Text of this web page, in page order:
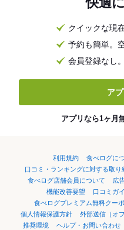
クイックな現
予約も簡単。
会員登録なし
ア
アプリなら1ヶ月
利用規約 食べログに
口コミ・ランキングに対する取り
食べログ店舗会員について
広
機能改善要望
口コミガ
食べログプレミアム無料クー
個人情報保護方針
外部送信（オ
推奨環境
ヘルプ・お問い合わせ